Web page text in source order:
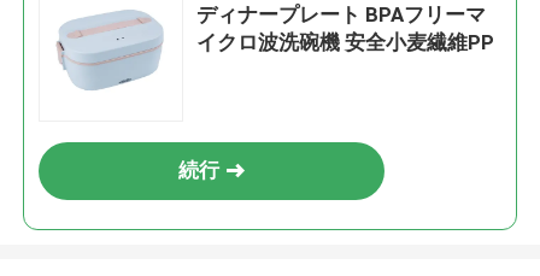
ディナープレート BPAフリーマ
イクロ波洗碗機 安全小麦繊維PP
続行